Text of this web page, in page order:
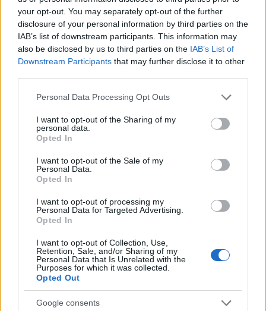
your opt-out. You may separately opt-out of the further
disclosure of your personal information by third parties on the
IAB’s list of downstream participants. This information may
also be disclosed by us to third parties on the IAB’s List of
Downstream Participants that may further disclose it to other
Please note that this website/app uses one or more Google
not limited to your visit or usage behaviour. You may click to
grant or deny consent to Google and its third-party tags to
use your data for below specified purposes in below Google
consent section.
Personal Data Processing Opt Outs
I want to opt-out of the Sharing of my
personal data.
Opted In
I want to opt-out of the Sale of my
Personal Data.
Opted In
I want to opt-out of processing my
Personal Data for Targeted Advertising.
Opted In
I want to opt-out of Collection, Use,
Retention, Sale, and/or Sharing of my
Personal Data that Is Unrelated with the
Purposes for which it was collected.
Opted Out
Google consents
nyitottak? Mit tartunk igazán fontosnak?
Milyen az önképünk? Mire vagyunk büszkék,
és mit szégyellünk? Egyáltalán: hogyan látjuk
magunkat, és hogyan gondolkodunk
Európáról, a világról? Meghívott előadóink,
illetve az Önök segítségével ilyen, és ezekhez
hasonló kérdésekre keressük a választ.
Társadalom
SZAVAKKAL FESTENI